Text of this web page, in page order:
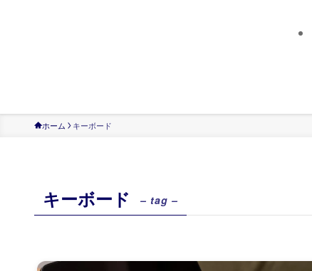
ホーム キーボード
キーボード – tag –